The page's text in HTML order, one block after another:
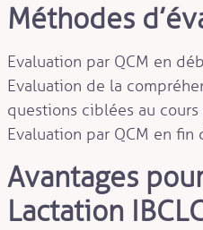
Méthodes
Evaluation par QCM en
Evaluation de la
questions ciblées au
Evaluation par QCM en fin
Avantages
Lactation